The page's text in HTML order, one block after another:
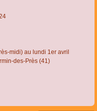
midi) au lundi 1er avril
des-Près (41)